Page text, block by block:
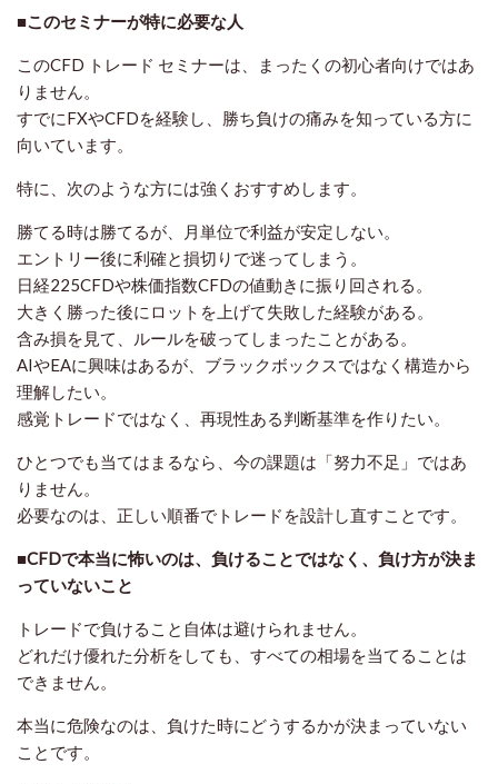
■このセミナーが特に必要な人
このCFD トレード セミナーは、まったくの初心者向けではあ
りません。
すでにFXやCFDを経験し、勝ち負けの痛みを知っている方に
向いています。
特に、次のような方には強くおすすめします。
勝てる時は勝てるが、月単位で利益が安定しない。
エントリー後に利確と損切りで迷ってしまう。
日経225CFDや株価指数CFDの値動きに振り回される。
大きく勝った後にロットを上げて失敗した経験がある。
含み損を見て、ルールを破ってしまったことがある。
AIやEAに興味はあるが、ブラックボックスではなく構造から
理解したい。
感覚トレードではなく、再現性ある判断基準を作りたい。
ひとつでも当てはまるなら、今の課題は「努力不足」ではあ
りません。
必要なのは、正しい順番でトレードを設計し直すことです。
■CFDで本当に怖いのは、負けることではなく、負け方が決ま
っていないこと
トレードで負けること自体は避けられません。
どれだけ優れた分析をしても、すべての相場を当てることは
できません。
本当に危険なのは、負けた時にどうするかが決まっていない
ことです。